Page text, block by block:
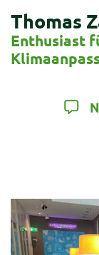
Thomas
Enthusiast